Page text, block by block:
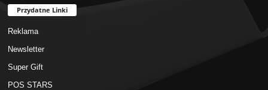
Przydatne Linki
Reklama
Newsletter
Super Gift
POS STARS